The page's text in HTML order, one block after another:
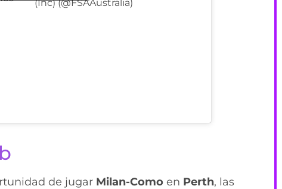
(Inc) (@FSAAustralia)
de jugar Milan-Comoen Perth, las